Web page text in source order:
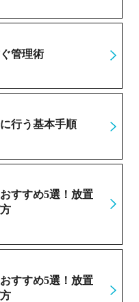
管理術
行う基本手順
すすめ5選！放置
すすめ5選！放置